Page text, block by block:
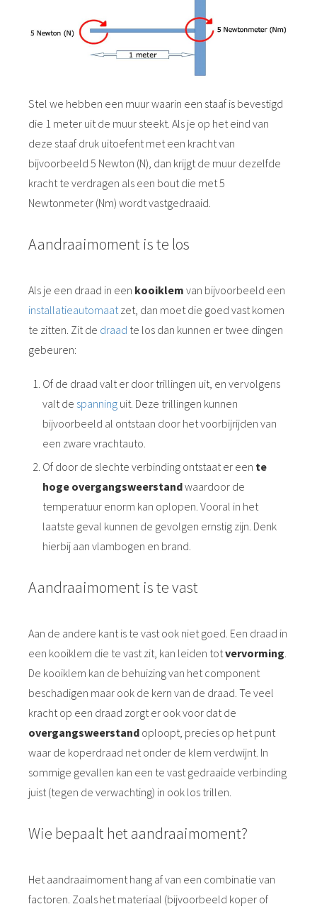
Stel we hebben een muur waarin een staaf is bevestigd
die 1 meter uit de muur steekt. Als je op het eind van
deze staaf druk uitoefent met een kracht van
bijvoorbeeld 5 Newton (N), dan krijgt de muur dezelfde
kracht te verdragen als een bout die met 5
Newtonmeter (Nm) wordt vastgedraaid.
Aandraaimoment is te los
Als je een draad in een kooiklem van bijvoorbeeld een
installatieautomaatzet, dan moet die goed vast komen
te zitten. Zit de draad te los dan kunnen er twee dingen
gebeuren:
Of de draad valt er door trillingen uit, en vervolgens
valt de spanning uit. Deze trillingen kunnen
bijvoorbeeld al ontstaan door het voorbijrijden van
een zware vrachtauto.
Of door de slechte verbinding ontstaat er een te
hoge overgangsweerstandwaardoor de
temperatuur enorm kan oplopen. Vooral in het
laatste geval kunnen de gevolgen ernstig zijn. Denk
hierbij aan vlambogen en brand.
Aandraaimoment is te vast
Aan de andere kant is te vast ook niet goed. Een draad in
een kooiklem die te vast zit, kan leiden totvervorming.
De kooiklem kan de behuizing van het component
beschadigen maar ook de kern van de draad. Te veel
kracht op een draad zorgt er ook voor dat de
overgangsweerstand oploopt, precies op het punt
waar de koperdraad net onder de klem verdwijnt. In
sommige gevallen kan een te vast gedraaide verbinding
juist (tegen de verwachting) in ook los trillen.
Wie bepaalt het aandraaimoment?
Het aandraaimoment hang af van een combinatie van
factoren. Zoals het materiaal (bijvoorbeeld koper of